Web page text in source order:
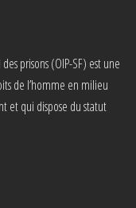
prisons (OIP-SF) est une
de l’homme en milieu
et qui dispose du statut